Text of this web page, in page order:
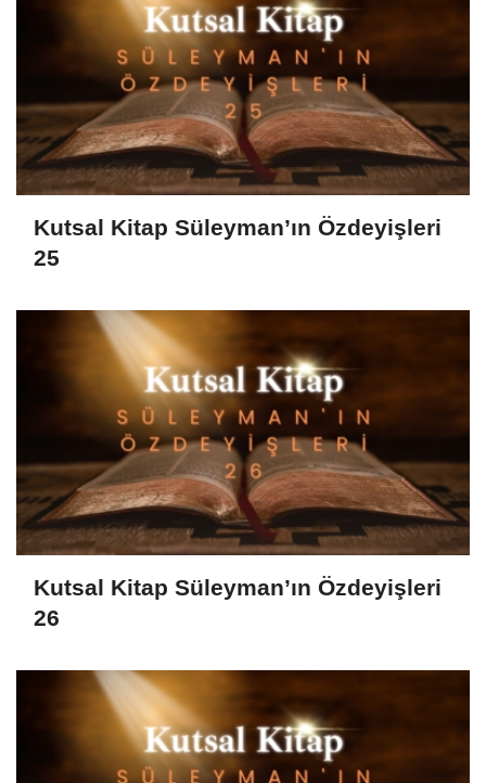
Kutsal Kitap Süleyman’ın Özdeyişleri
25
Kutsal Kitap Süleyman’ın Özdeyişleri
26